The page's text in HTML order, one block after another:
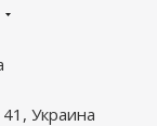
Украина